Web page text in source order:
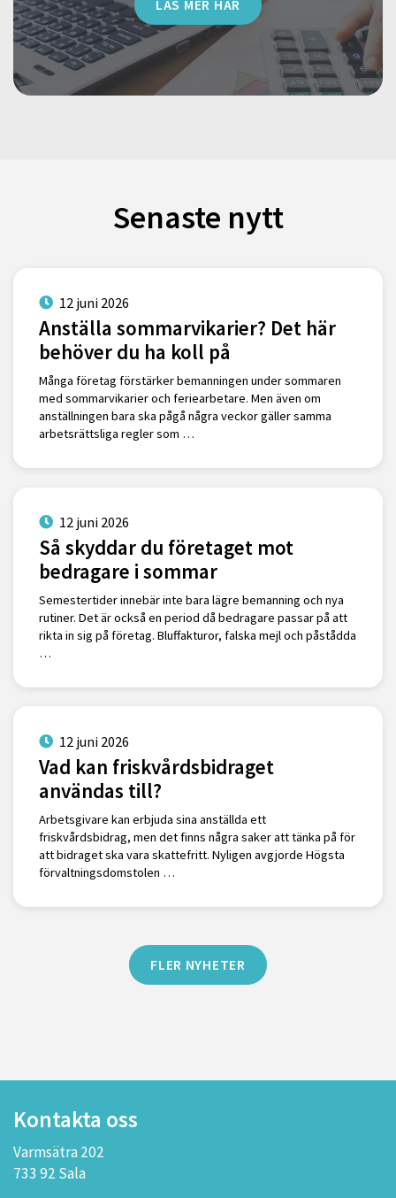
LÄS MER HÄR
Senaste nytt
12 juni 2026
Anställa sommarvikarier? Det här
behöver du ha koll på
Många företag förstärker bemanningen under sommaren
med sommarvikarier och feriearbetare. Men även om
anställningen bara ska pågå några veckor gäller samma
arbetsrättsliga regler som …
12 juni 2026
Så skyddar du företaget mot
bedragare i sommar
Semestertider innebär inte bara lägre bemanning och nya
rutiner. Det är också en period då bedragare passar på att
rikta in sig på företag. Bluffakturor, falska mejl och påstådda
…
12 juni 2026
Vad kan friskvårdsbidraget
användas till?
Arbetsgivare kan erbjuda sina anställda ett
friskvårdsbidrag, men det finns några saker att tänka på för
att bidraget ska vara skattefritt. Nyligen avgjorde Högsta
förvaltningsdomstolen …
FLER NYHETER
Kontakta oss
Varmsätra 202
733 92 Sala